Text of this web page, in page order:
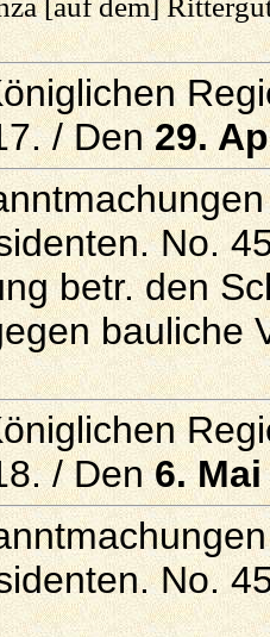
[auf dem]
/ Den29.
No.
betr. den
bauliche
/ Den6.
No.